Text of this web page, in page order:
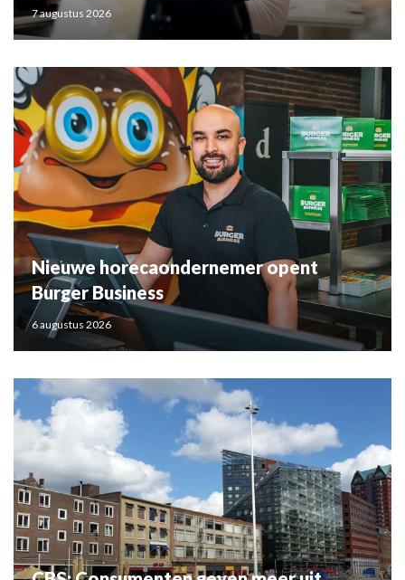
7 augustus 2026
Nieuwe horecaondernemer opent
Burger Business
6 augustus 2026